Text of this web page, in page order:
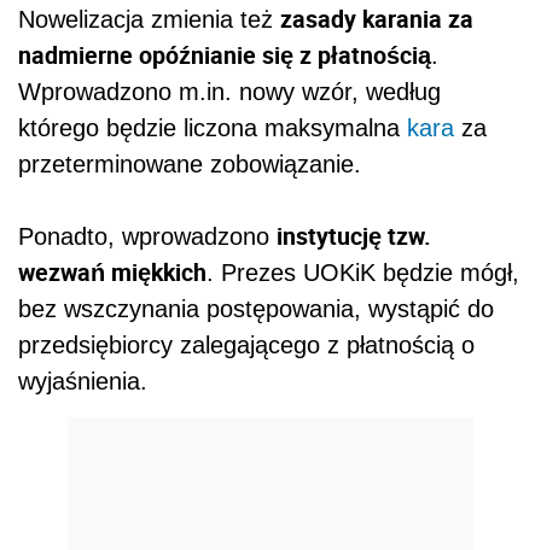
Nowelizacja zmienia też zasady karania za
nadmierne opóźnianie się z płatnością.
Wprowadzono m.in. nowy wzór, według
którego będzie liczona maksymalna kara za
przeterminowane zobowiązanie.
Ponadto, wprowadzono instytucję tzw.
wezwań miękkich. Prezes UOKiK będzie mógł,
bez wszczynania postępowania, wystąpić do
przedsiębiorcy zalegającego z płatnością o
wyjaśnienia.